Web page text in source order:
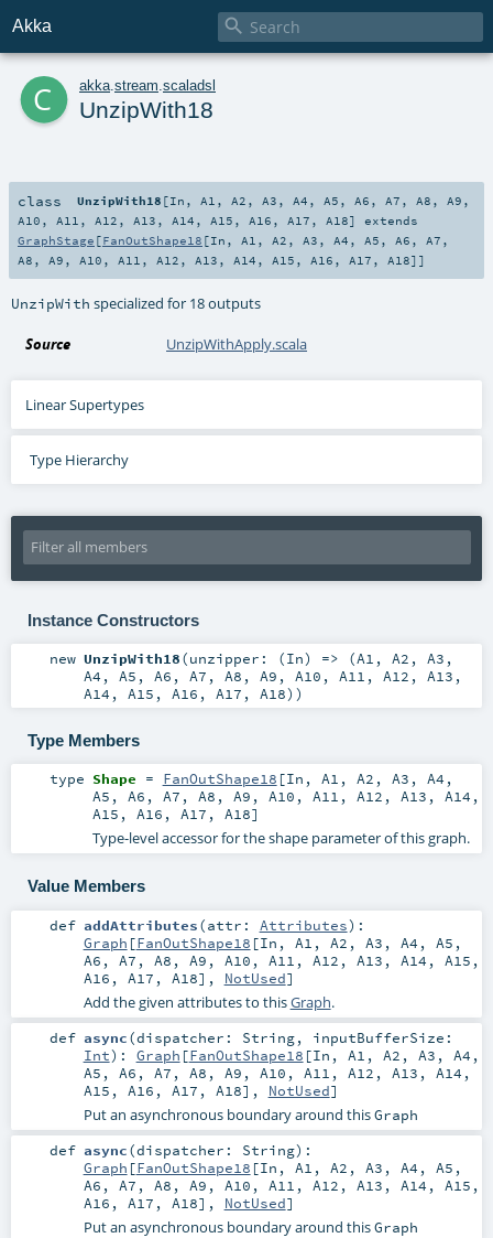
Akka 
c akka stream scaladsl
UnzipWith18
class UnzipWith18 [In , A1 , A2 , A3 , A4 , A5 , A6 , A7 , A8 , A9 ,
A10 , A11 , A12 , A13 , A14 , A15 , A16 , A17 , A18]
extends
GraphStage [FanOutShape18 [In , A1 , A2 , A3 , A4 , A5 , A6 , A7 ,
A8 , A9 , A10 , A11 , A12 , A13 , A14 , A15 , A16 , A17 , A18]]
UnzipWith specialized for 18 outputs
Source UnzipWithApply.scala
Linear Supertypes
Type Hierarchy
Instance Constructors
new UnzipWith18(unzipper: (In) => (A1 , A2 , A3 ,
A4 , A5 , A6 , A7 , A8 , A9 , A10 , A11 , A12 , A13 ,
A14 , A15 , A16 , A17 , A18) )
Type Members
type Shape = FanOutShape18 [In , A1 , A2 , A3 , A4 ,
A5 , A6 , A7 , A8 , A9 , A10 , A11 , A12 , A13 , A14 ,
A15 , A16 , A17 , A18]
Type-level accessor for the shape parameter of this graph.
Value Members
def addAttributes(attr: Attributes) :
Graph [FanOutShape18 [In , A1 , A2 , A3 , A4 , A5 ,
A6 , A7 , A8 , A9 , A10 , A11 , A12 , A13 , A14 , A15 ,
A16 , A17 , A18], NotUsed]
Add the given attributes to thisGraph.
def async(dispatcher: String, inputBufferSize:
Int) : Graph [FanOutShape18 [In , A1 , A2 , A3 , A4 ,
A5 , A6 , A7 , A8 , A9 , A10 , A11 , A12 , A13 , A14 ,
A15 , A16 , A17 , A18], NotUsed]
Put an asynchronous boundary around thisGraph
def async(dispatcher: String) :
Graph [FanOutShape18 [In , A1 , A2 , A3 , A4 , A5 ,
A6 , A7 , A8 , A9 , A10 , A11 , A12 , A13 , A14 , A15 ,
A16 , A17 , A18], NotUsed]
Put an asynchronous boundary around thisGraph